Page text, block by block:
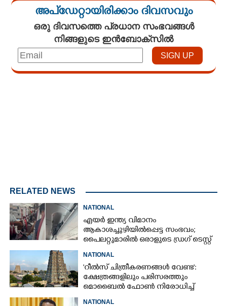
അപ്ഡേറ്റായിരിക്കാം ദിവസവും
ഒരു ദിവസത്തെ പ്രധാന സംഭവങ്ങൾ
നിങ്ങളുടെ ഇൻബോക്സിൽ
RELATED NEWS
NATIONAL
എയർ ഇന്ത്യ വിമാനം
ആകാശച്ചുഴിയിൽപ്പെട്ട സംഭവം;
പൈലറ്റുമാരിൽ ഒരാളുടെ ഡ്രഗ് ടെസ്റ്റ്
ഫലം പോസിറ്റീവ്
NATIONAL
'റീൽസ് ചിത്രീകരണങ്ങൾ വേണ്ട':
ക്ഷേത്രങ്ങളിലും പരിസരത്തും
മൊബൈൽ ഫോൺ നിരോധിച്ച്
തമിഴ്നാട് സർക്കാർ
NATIONAL